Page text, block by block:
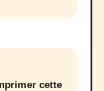
cette